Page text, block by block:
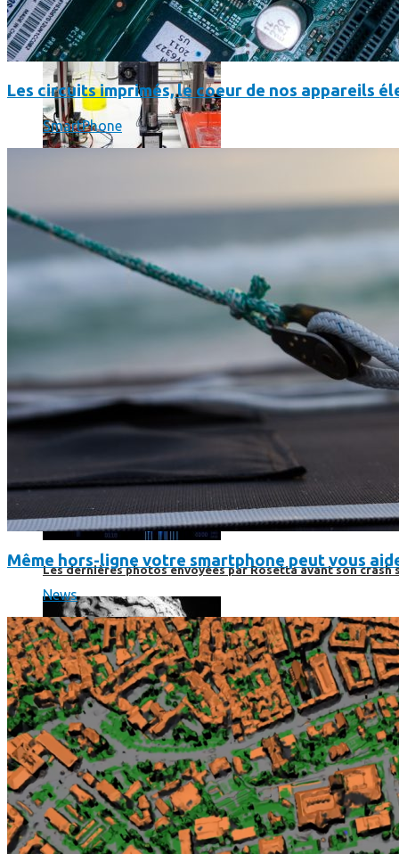
L’intelligence artificielle de Google a maintenant son propre
Les dernières photos envoyées par Rosetta avant son crash
Les circuits imprimés, le coeur de nos appareils
SmartPhone
Même hors-ligne votre smartphone peut vous
News